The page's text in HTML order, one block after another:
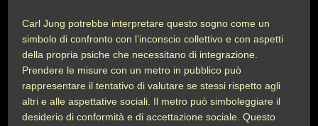
Carl Jung potrebbe interpretare questo sogno come un
simbolo di confronto con l’inconscio collettivo e con aspetti
della propria psiche che necessitano di integrazione.
Prendere le misure con un metro in pubblico può
rappresentare il tentativo di valutare se stessi rispetto agli
altri e alle aspettative sociali. Il metro può simboleggiare il
desiderio di conformità e di accettazione sociale. Questo